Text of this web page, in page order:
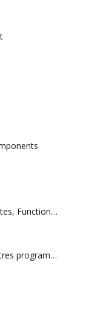
Referencing Dynamic Component Attributes, Functions, HTML Tags, and Operators
Utiliser les données de SketchUp avec d'autres programmes ou outils de modélisation